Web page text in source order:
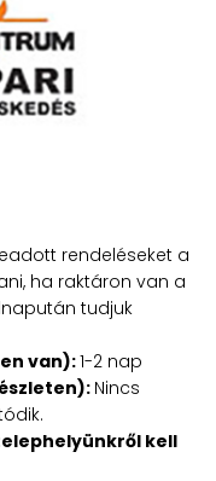
rendeléseket a
ha raktáron van a
tudjuk
van):1-2 nap
Nincs
kell